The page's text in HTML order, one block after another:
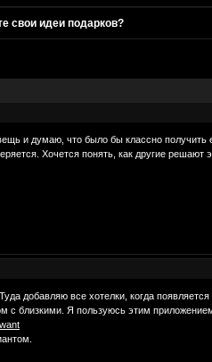
свои идеи подарков?
и думаю, что было бы классно
Хочется понять, как другие решают
добавляю все хотелки, когда
с близкими. Я пользуюсь этим